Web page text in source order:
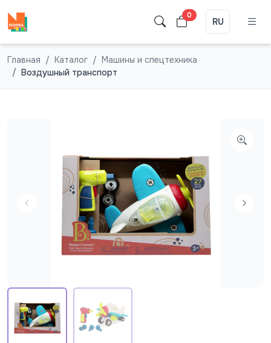
0
RU
Главная Каталог
Машины и спецтехника
Воздушный транспорт